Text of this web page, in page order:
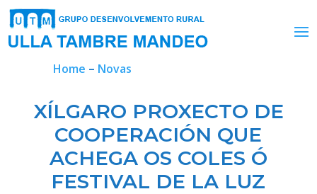
Home – Novas
XÍLGARO PROXECTO DE
COOPERACIÓN QUE
ACHEGA OS COLES Ó
FESTIVAL DE LA LUZ